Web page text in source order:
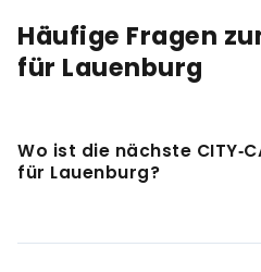
Häufige Fragen
für Lauenburg
Wo ist die nächste
für Lauenburg?